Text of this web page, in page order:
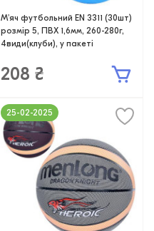
М'яч футбольний EN 3311 (30шт)
розмір 5, ПВХ 1,6мм, 260-280г,
4види(клуби), у пакеті
208 ₴
25-02-2025